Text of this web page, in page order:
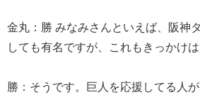
金丸：勝 みなみさんといえば、阪神
しても有名ですが、これもきっかけ
勝：そうです。巨人を応援してる人